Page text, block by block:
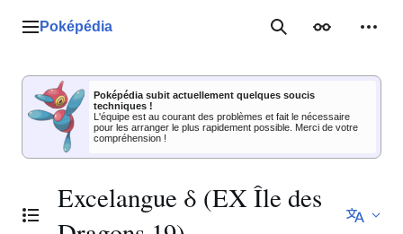
Menu principal
Poképédia RechercherApparence
Poképédia subit actuellement quelques soucis
techniques !
L'équipe est au courant des problèmes et fait le nécessaire
pour les arranger le plus rapidement possible. Merci de votre
compréhension !
Basculer la table des matières
Excelangue δ (EX Île des